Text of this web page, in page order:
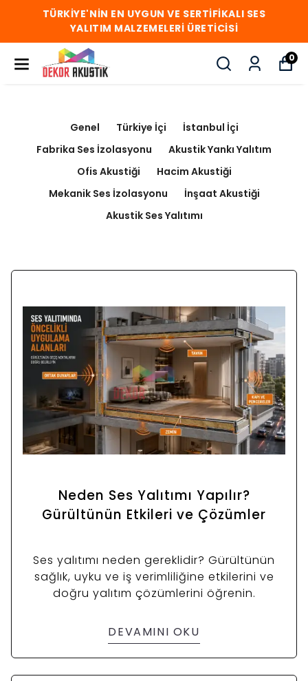
TÜRKİYE'NİN EN UYGUN VE SERTİFİKALI SES
YALITIM MALZEMELERİ ÜRETİCİSİ
0
Genel Türkiye İçi
İstanbul İçi
Fabrika Ses İzolasyonu
Akustik Yankı Yalıtım
Ofis Akustiği
Hacim Akustiği
Mekanik Ses İzolasyonu
İnşaat Akustiği
Akustik Ses Yalıtımı
Neden Ses Yalıtımı Yapılır?
Gürültünün Etkileri ve Çözümler
Ses yalıtımı neden gereklidir? Gürültünün
sağlık, uyku ve iş verimliliğine etkilerini ve
doğru yalıtım çözümlerini öğrenin.
DEVAMINI OKU